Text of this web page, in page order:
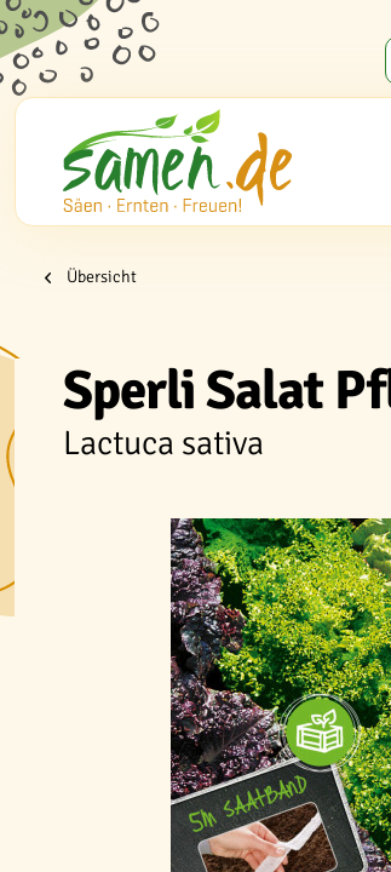
Übersicht
Sperli Salat
Lactuca sativa